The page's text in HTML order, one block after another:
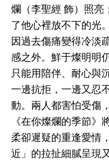
爛（李聖經 飾）照亮
了他心裡放不下的光
因過去傷痛變得冷淡
感之外。鮮于燦明明
只能用陪伴、耐心與
一邊抗拒，一邊又忍
動。兩人都害怕受傷
《在你燦爛的季節》
柔卻遲疑的重逢愛情
近」的拉扯細膩呈現